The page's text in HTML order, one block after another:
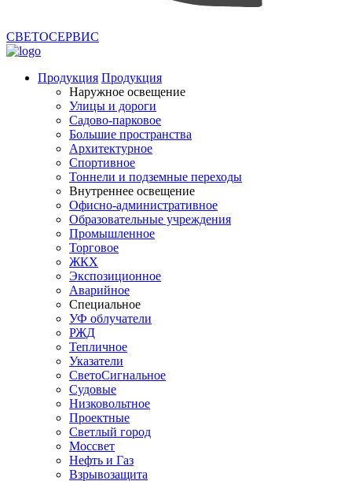
СВЕТОСЕРВИС
Продукция Продукция
Наружное освещение
Улицы и дороги
Садово-парковое
Большие пространства
Архитектурное
Спортивное
Тоннели и подземные переходы
Внутреннее освещение
Офисно-административное
Образовательные учреждения
Промышленное
Торговое
ЖКХ
Экспозиционное
Аварийное
Специальное
УФ облучатели
РЖД
Тепличное
Указатели
СветоСигнальное
Судовые
Низковольтное
Проектные
Светлый город
Моссвет
Нефть и Газ
Взрывозащита